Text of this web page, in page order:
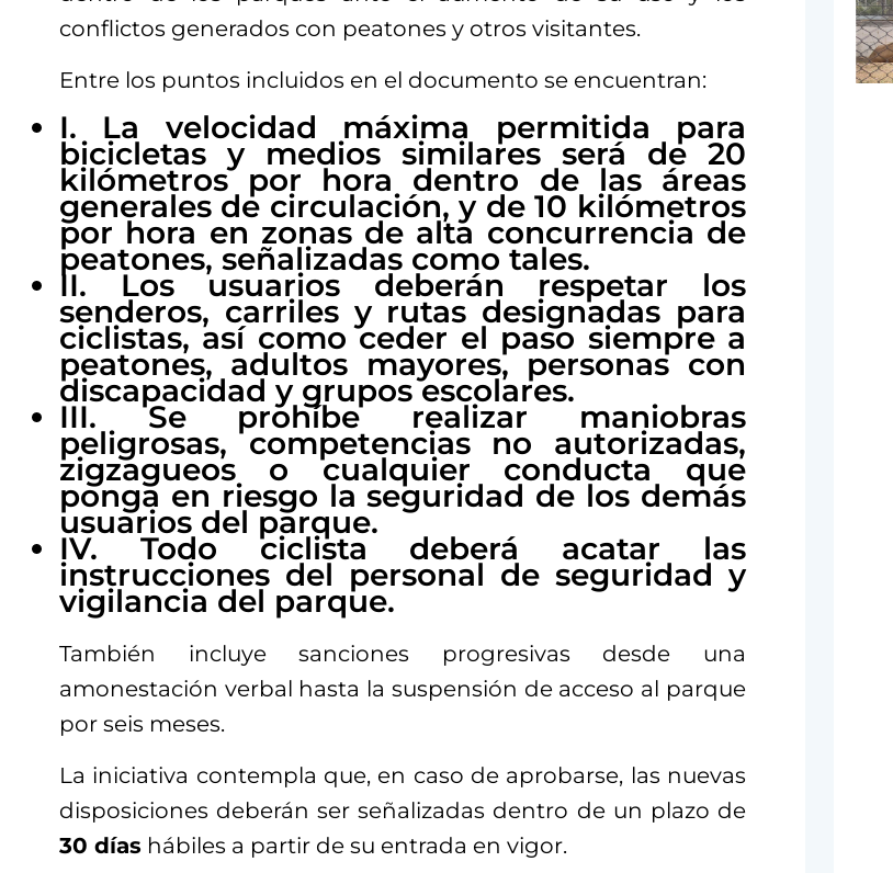
conflictos generados con peatones y otros visitantes.
Entre los puntos incluidos en el documento se encuentran:
I. La velocidad máxima permitida para
bicicletas y medios similares será de 20
kilómetros por hora dentro de las áreas
generales de circulación, y de 10 kilómetros
por hora en zonas de alta concurrencia de
peatones, señalizadas como tales.
II. Los usuarios deberán respetar los
senderos, carriles y rutas designadas para
ciclistas, así como ceder el paso siempre a
peatones, adultos mayores, personas con
discapacidad y grupos escolares.
III. Se prohíbe realizar maniobras
peligrosas, competencias no autorizadas,
zigzagueos o cualquier conducta que
ponga en riesgo la seguridad de los demás
usuarios del parque.
IV. Todo ciclista deberá acatar las
instrucciones del personal de seguridad y
vigilancia del parque.
También incluye sanciones progresivas desde una
amonestación verbal hasta la suspensión de acceso al parque
por seis meses.
La iniciativa contempla que, en caso de aprobarse, las nuevas
disposiciones deberán ser señalizadas dentro de un plazo de
30 días hábiles a partir de su entrada en vigor.